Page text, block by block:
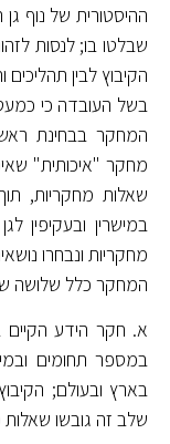
ההיסטורית של נוף
שבלטו בו; לנסות
הקיבוץ לבין
בשל העובדה כי כמעט
המחקר בבחינת
מחקר "איכותית"
שאלות מחקריות,
במישרין ובעקיפין
מחקריות ונבחרו
המחקר כלל שלושה
א. חקר הידע הקיים
במספר תחומים
בארץ ובעולם;
שלב זה גובשו